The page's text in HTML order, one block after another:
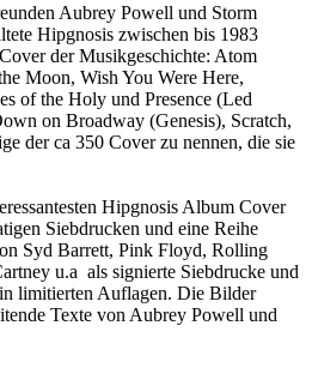
Aubrey Powell und Storm
Hipgnosis zwischen bis 1983
der Musikgeschichte: Atom
Moon, Wish You Were Here,
of the Holy und Presence (Led
on Broadway (Genesis), Scratch,
der ca 350 Cover zu nennen, die sie
Hipgnosis Album Cover
Siebdrucken und eine Reihe
Syd Barrett, Pink Floyd, Rolling
u.a als signierte Siebdrucke und
limitierten Auflagen. Die Bilder
Texte von Aubrey Powell und